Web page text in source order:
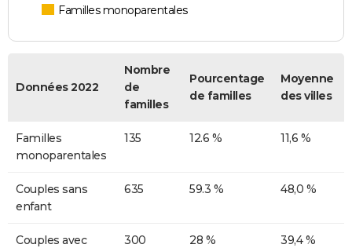
Familles monoparentales
Données 2022
Nombre
de
familles
Pourcentage
de familles
Moyenne
des villes
Familles
monoparentales
135 12.6 % 11,6 %
Couples sans
enfant
635 59.3 % 48,0 %
Couples avec
300 28 % 39,4 %